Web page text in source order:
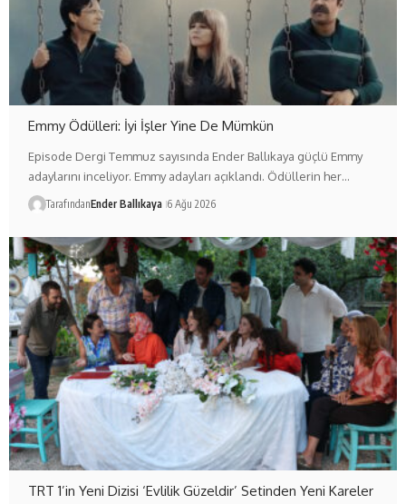
Emmy Ödülleri: İyi İşler Yine De Mümkün
Episode Dergi Temmuz sayısında Ender Ballıkaya güçlü Emmy
adaylarını inceliyor. Emmy adayları açıklandı. Ödüllerin her…
TarafındanEnder Ballıkaya 6 Ağu 2026
TRT 1’in Yeni Dizisi ‘Evlilik Güzeldir’ Setinden Yeni Kareler